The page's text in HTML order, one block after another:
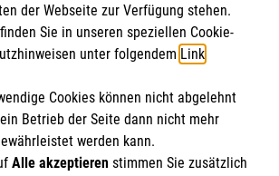
Bank für Kirche und Caritas eG
3706 0120 1201 2136 02
Sie uns
der Webseite zur Verfügung stehen.
Sie in unseren speziellen Cookie-
unter folgendem Link.
Cookies können nicht abgelehnt
Betrieb der Seite dann nicht mehr
werden kann.
Alle akzeptierenstimmen Sie zusätzlich